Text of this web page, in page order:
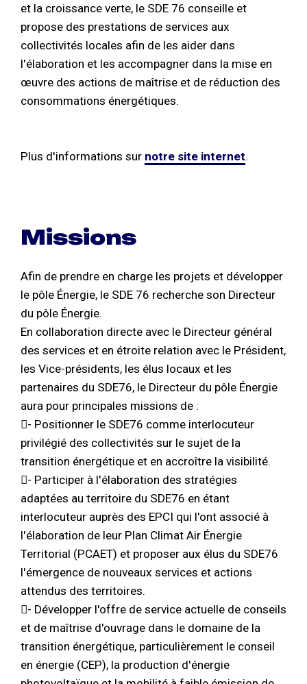
et la croissance verte, le SDE 76 conseille et
propose des prestations de services aux
collectivités locales afin de les aider dans
l'élaboration et les accompagner dans la mise en
œuvre des actions de maîtrise et de réduction des
consommations énergétiques.
Plus d'informations sur notre site internet.
Missions
Afin de prendre en charge les projets et développer
le pôle Énergie, le SDE 76 recherche son Directeur
du pôle Énergie.
En collaboration directe avec le Directeur général
des services et en étroite relation avec le Président,
les Vice-présidents, les élus locaux et les
partenaires du SDE76, le Directeur du pôle Énergie
aura pour principales missions de :
- Positionner le SDE76 comme interlocuteur
privilégié des collectivités sur le sujet de la
transition énergétique et en accroître la visibilité.
- Participer à l'élaboration des stratégies
adaptées au territoire du SDE76 en étant
interlocuteur auprès des EPCI qui l'ont associé à
l'élaboration de leur Plan Climat Air Énergie
Territorial (PCAET) et proposer aux élus du SDE76
l'émergence de nouveaux services et actions
attendus des territoires.
- Développer l'offre de service actuelle de conseils
et de maîtrise d'ouvrage dans le domaine de la
transition énergétique, particulièrement le conseil
en énergie (CEP), la production d'énergie